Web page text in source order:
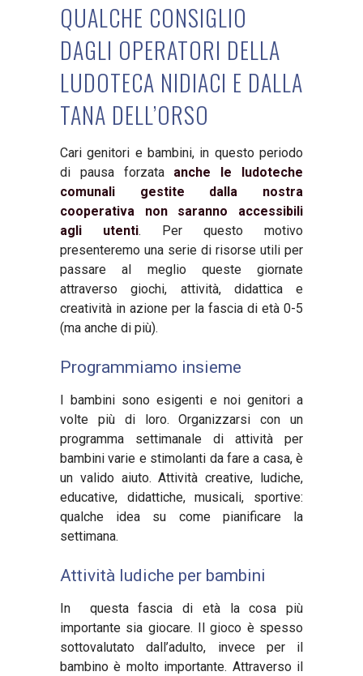
QUALCHE CONSIGLIO
DAGLI OPERATORI DELLA
LUDOTECA NIDIACI E DALLA
TANA DELL’ORSO
Cari genitori e bambini, in questo periodo
di pausa forzata anche le ludoteche
comunali gestite dalla nostra
cooperativa non saranno accessibili
agli utenti. Per questo motivo
presenteremo una serie di risorse utili per
passare al meglio queste giornate
attraverso giochi, attività, didattica e
creatività in azione per la fascia di età 0-5
(ma anche di più).
Programmiamo insieme
I bambini sono esigenti e noi genitori a
volte più di loro. Organizzarsi con un
programma settimanale di attività per
bambini varie e stimolanti da fare a casa, è
un valido aiuto. Attivitàcreative, ludiche,
educative, didattiche, musicali, sportive:
qualche idea su come pianificare la
settimana.
Attività ludiche per bambini
In questa fascia di età
la cosa più
importante sia giocare. Il gioco è spesso
sottovalutato dall’adulto, invece per il
bambino è molto importante. Attraverso il